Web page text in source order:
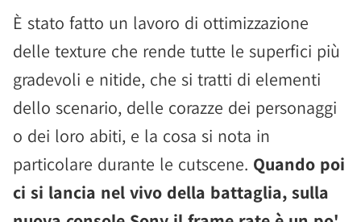
È stato fatto un lavoro di ottimizzazione
delle texture che rende tutte le superfici più
gradevoli e nitide, che si tratti di elementi
dello scenario, delle corazze dei personaggi
o dei loro abiti, e la cosa si nota in
particolare durante le cutscene. Quando poi
ci si lancia nel vivo della battaglia, sulla